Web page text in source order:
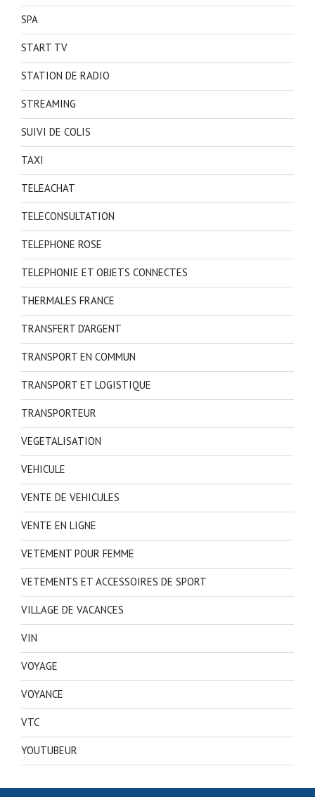
SPA
START TV
STATION DE RADIO
STREAMING
SUIVI DE COLIS
TAXI
TELEACHAT
TELECONSULTATION
TELEPHONE ROSE
TELEPHONIE ET OBJETS CONNECTES
THERMALES FRANCE
TRANSFERT D'ARGENT
TRANSPORT EN COMMUN
TRANSPORT ET LOGISTIQUE
TRANSPORTEUR
VEGETALISATION
VEHICULE
VENTE DE VEHICULES
VENTE EN LIGNE
VETEMENT POUR FEMME
VETEMENTS ET ACCESSOIRES DE SPORT
VILLAGE DE VACANCES
VIN
VOYAGE
VOYANCE
VTC
YOUTUBEUR